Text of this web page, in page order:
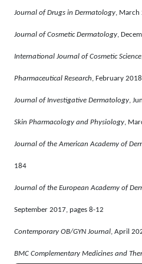
Journal of Drugs in Dermatology, March
Journal of Cosmetic Dermatology,
International Journal of Cosmetic Science
Pharmaceutical Research, February
Journal of Investigative Dermatology,
Skin Pharmacology and Physiology,
Journal of the American Academy of
184
Journal of the European Academy of
September 2017, pages 8-12
Contemporary OB/GYN Journal, April
BMC Complementary Medicines and